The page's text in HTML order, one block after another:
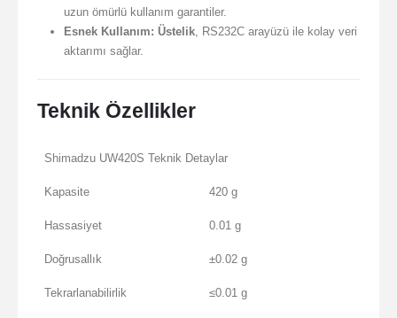
uzun ömürlü kullanım garantiler.
Esnek Kullanım: Üstelik, RS232C arayüzü ile kolay veri
aktarımı sağlar.
Teknik Özellikler
Shimadzu UW420S Teknik Detaylar
Kapasite 420 g
Hassasiyet 0.01 g
Doğrusallık ±0.02 g
Tekrarlanabilirlik ≤0.01 g